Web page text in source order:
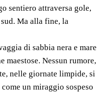
sentiero attraversa gole,
Ma alla fine, la
di sabbia nera e mare
maestose. Nessun rumore,
nelle giornate limpide, si
un miraggio sospeso